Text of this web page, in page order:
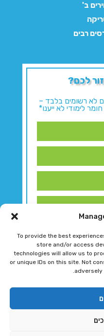
To provide the best
store and/or access
technologies will allow us to
or unique IDs on this site. Not
adversely
ב'
רבים
לכם?
לא רשומים בלבד –
לימודי לא ייענו*